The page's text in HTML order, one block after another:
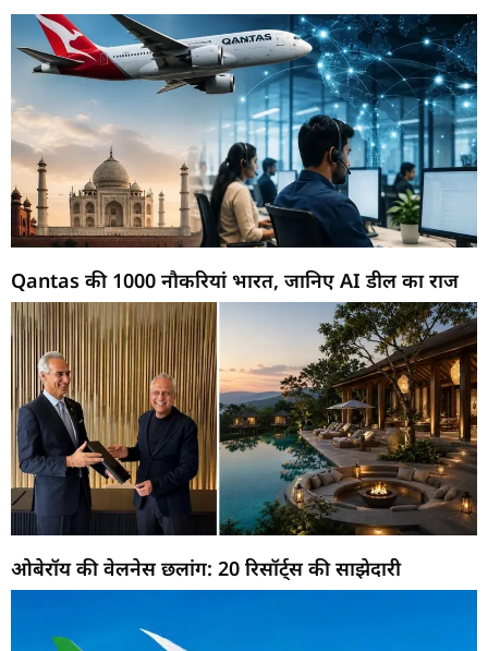
Qantas की 1000 नौकरियां भारत, जानिए AI डील का राज
ओबेरॉय की वेलनेस छलांग: 20 रिसॉर्ट्स की साझेदारी